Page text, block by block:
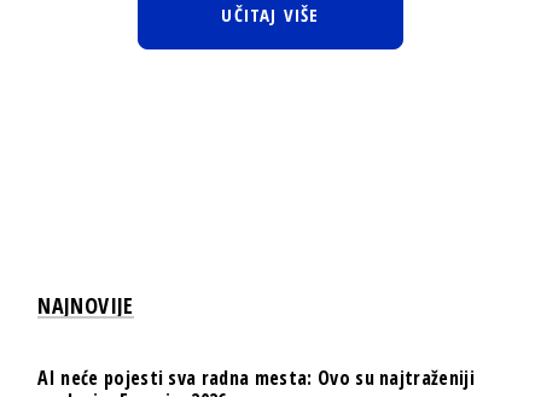
UČITAJ VIŠE
NAJNOVIJE
AI neće pojesti sva radna mesta: Ovo su najtraženiji